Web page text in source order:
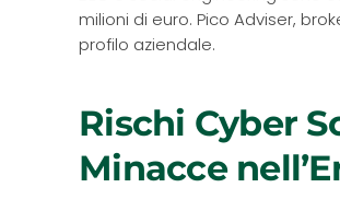
milioni di euro. Pico Adviser,
profilo aziendale.
Rischi Cyber
Minacce